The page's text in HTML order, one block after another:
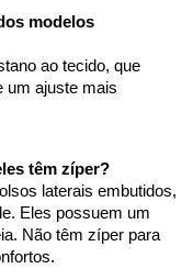
modelos
ao tecido, que
um ajuste mais
têm zíper?
laterais embutidos,
Eles possuem um
Não têm zíper para